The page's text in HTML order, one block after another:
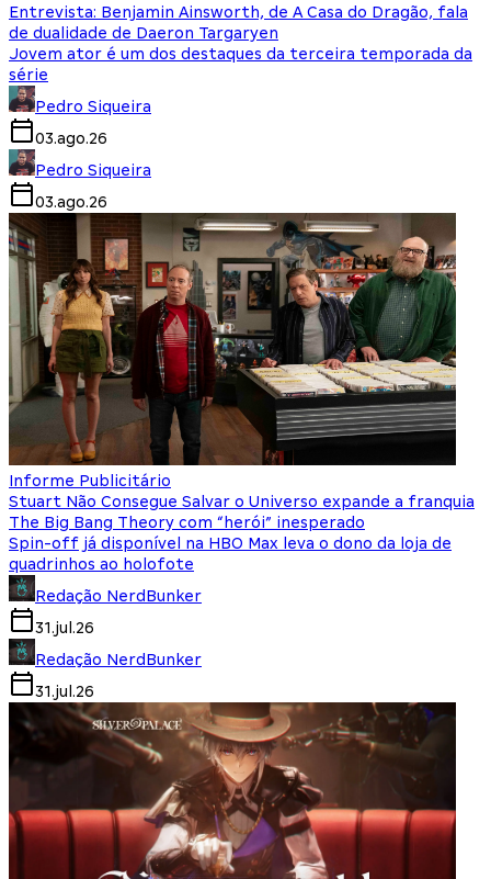
Entrevista: Benjamin Ainsworth, de A Casa do Dragão, fala
de dualidade de Daeron Targaryen
Jovem ator é um dos destaques da terceira temporada da
série
Pedro Siqueira
03.ago.26
Pedro Siqueira
03.ago.26
Informe Publicitário
Stuart Não Consegue Salvar o Universo expande a franquia
The Big Bang Theory com “herói” inesperado
Spin-off já disponível na HBO Max leva o dono da loja de
quadrinhos ao holofote
Redação NerdBunker
31.jul.26
Redação NerdBunker
31.jul.26